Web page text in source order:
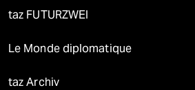
taz FUTURZWEI
Le Monde diplomatique
taz Archiv